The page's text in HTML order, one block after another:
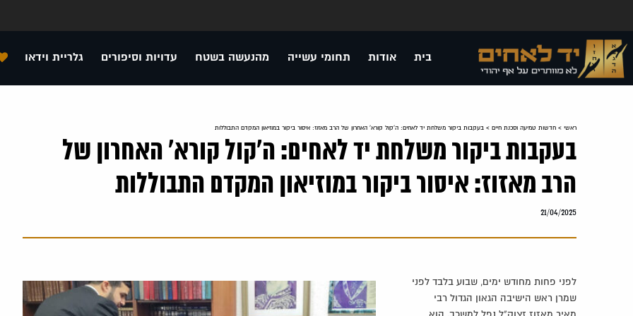
בית אודות תחומי עשייה מהנעשה בשטח עדויות וסיפורים גלריית וידאו
ראשי > חדשות טמיעה וסכנת חיים >בעקבות ביקור משלחת יד לאחים: ה'קול קורא' האחרון של הרב מאזוז: איסור ביקור במוזיאון המקדם התבוללות
בעקבות ביקור משלחת יד לאחים: ה'קול קורא' האחרון של
הרב מאזוז: איסור ביקור במוזיאון המקדם התבוללות
21/04/2025
לפני פחות מחודש ימים, שבוע בלבד לפני
שמרן ראש הישיבה הגאון הגדול רבי